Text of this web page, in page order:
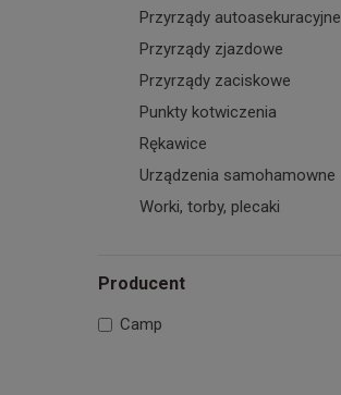
Przyrządy autoasekuracyjne
Przyrządy zjazdowe
Przyrządy zaciskowe
Punkty kotwiczenia
Rękawice
Urządzenia samohamowne
Worki, torby, plecaki
Producent
Camp